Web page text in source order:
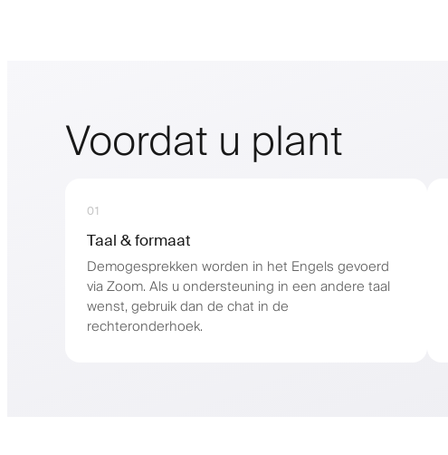
Voordat u plant
01
Taal & formaat
Demogesprekken worden in het Engels gevoerd
via Zoom. Als u ondersteuning in een andere taal
wenst, gebruik dan de chat in de
rechteronderhoek.